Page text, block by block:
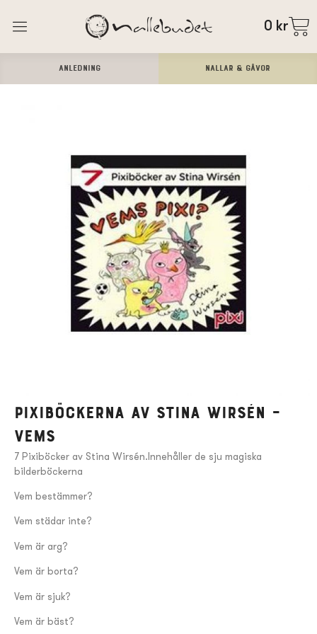
0 kr
ANLEDNING Nallar & Gåvor
Pixiböckerna av Stina Wirsén –
Vems
7 Pixiböcker av Stina Wirsén.Innehåller de sju magiska
bilderböckerna
Vem bestämmer?
Vem städar inte?
Vem är arg?
Vem är borta?
Vem är sjuk?
Vem är bäst?